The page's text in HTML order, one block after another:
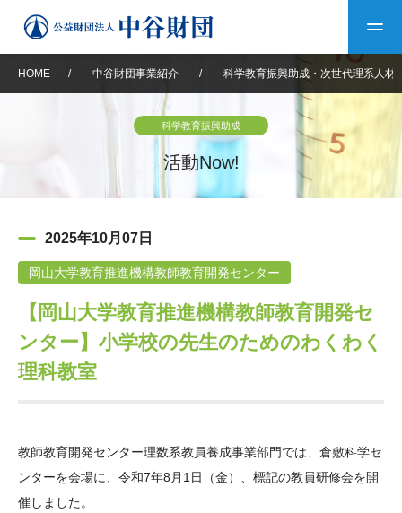
中谷財団について
設立趣意書 財団概要
沿革 40年史デジタルブック
中谷財団40年史
年報一覧 中谷財団レポート
中谷財団事業紹介 中谷賞
神戸賞 長期大型研究助成
研究助成
ム
科学教育振興助成・
中谷財団動画紹介
その他情報
その他情報
アクセス よくあるご質問
サイトマップ
日本語 English マイページ
HOME / 中谷財団事業紹介 / 科学教育振興助成・次世代理系人材
科学教育振興助成
活動Now!
2025年10月07日
岡山大学教育推進機構教師教育開発センター
【岡山大学教育推進機構教師教育開発セ
ンター】小学校の先生のためのわくわく
理科教室
教師教育開発センター理数系教員養成事業部門では、倉敷科学セ
ンターを会場に、令和7年8月1日（金）、標記の教員研修会を開
催しました。